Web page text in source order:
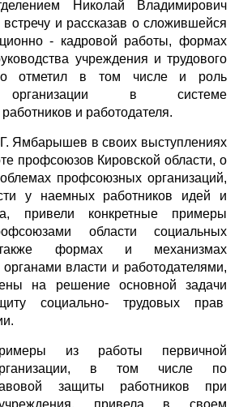
Николай Владимирович
и рассказав о сложившейся
- кадровой работы, формах
учреждения и трудового
отметил в том числе и роль
организации в системе
и работодателя.
Ямбарышев в своих выступлениях
профсоюзов Кировской области, о
профсоюзных организаций,
у наемных работников идей и
привели конкретные примеры
области социальных
формах и механизмах
власти и работодателями,
на решение основной задачи
социально- трудовых прав
из работы первичной
в том числе по
защиты работников при
учреждения, привела в своем